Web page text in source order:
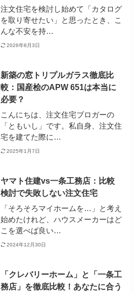
注文住宅を検討し始めて「カタログ
を取り寄せたい」と思ったとき、こ
んな不安を持…
2026年8月3日
新築の窓トリプルガラス徹底比
較：国産桧のAPW 651は本当に
必要？
こんにちは、注文住宅ブロガーの
「ともいし」です。私自身、注文住
宅を建てた際に…
2025年1月7日
ヤマト住建vs一条工務店：比較
検討で失敗しない注文住宅
「そろそろマイホームを…」と考え
始めたけれど、ハウスメーカーはど
こを選べば良い…
2024年12月30日
「クレバリーホーム」と「一条工
務店」を徹底比較！あなたに合う